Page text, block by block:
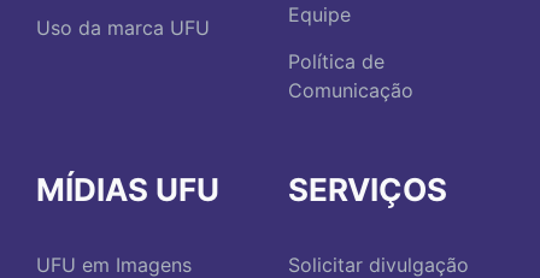
Uso da marca UFU
Equipe
Política de
Comunicação
MÍDIAS UFU
UFU em Imagens
SERVIÇOS
Solicitar divulgação